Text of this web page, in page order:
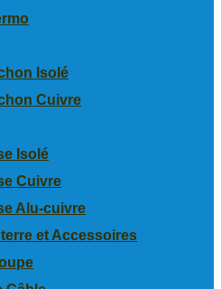
Isolé
Cuivre
Isolé
Cuivre
Alu-cuivre
et Accessoires